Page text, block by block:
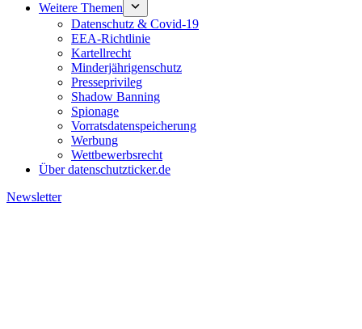
Weitere Themen
Datenschutz & Covid-19
EEA-Richtlinie
Kartellrecht
Minderjährigenschutz
Presseprivileg
Shadow Banning
Spionage
Vorratsdatenspeicherung
Werbung
Wettbewerbsrecht
Über datenschutzticker.de
Newsletter